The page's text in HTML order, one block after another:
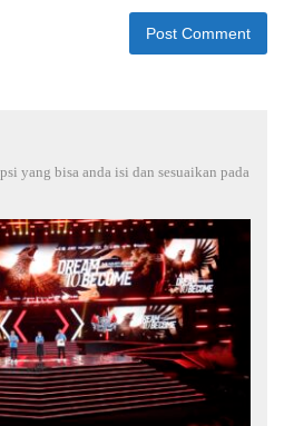
yang bisa anda isi dan sesuaikan pada